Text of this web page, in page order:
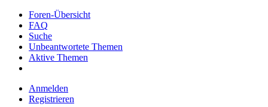
Foren-Übersicht
FAQ
Suche
Unbeantwortete Themen
Aktive Themen
Anmelden
Registrieren